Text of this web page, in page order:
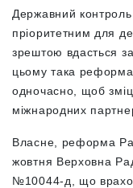
Державний контроль
пріоритетним для
зрештою вдасться
цьому така реформа
одночасно, щоб
міжнародних
Власне, реформа
жовтня Верховна
№10044-д, що